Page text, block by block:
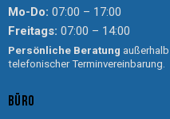
Mo-Do: 07:00 – 17:00
Freitags: 07:00 – 14:00
Persönliche Beratung
telefonischer Terminvereinbarung.
BÜRO